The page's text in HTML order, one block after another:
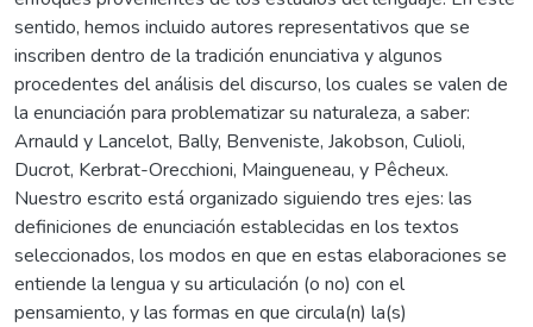
sentido, hemos incluido autores representativos que se
inscriben dentro de la tradición enunciativa y algunos
procedentes del análisis del discurso, los cuales se valen de
la enunciación para problematizar su naturaleza, a saber:
Arnauld y Lancelot, Bally, Benveniste, Jakobson, Culioli,
Ducrot, Kerbrat-Orecchioni, Maingueneau, y Pêcheux.
Nuestro escrito está organizado siguiendo tres ejes: las
definiciones de enunciación establecidas en los textos
seleccionados, los modos en que en estas elaboraciones se
entiende la lengua y su articulación (o no) con el
pensamiento, y las formas en que circula(n) la(s)